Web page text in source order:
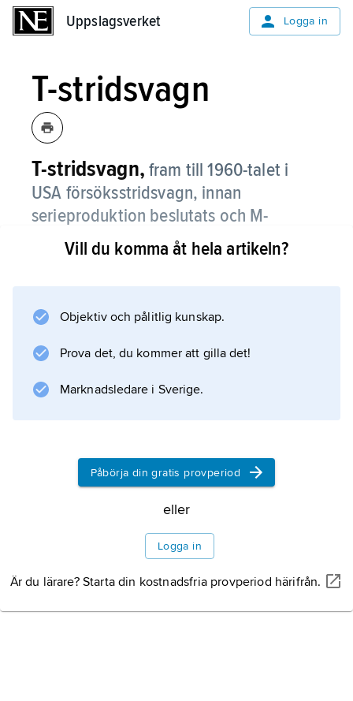
Uppslagsverket Logga in
T-stridsvagn
T-stridsvagn, fram till 1960-talet i
USA försöksstridsvagn, innan
serieproduktion beslutats och M-
nummer fastställts, t.ex. T24, senare
M24 Chaffee.
M-stridsvagn
Vill du komma åt hela artikeln?
Objektiv och pålitlig kunskap.
Prova det, du kommer att gilla det!
Marknadsledare i Sverige.
Påbörja din gratis provperiod
eller
Logga in
Är du lärare? Starta din kostnadsfria provperiod härifrån.